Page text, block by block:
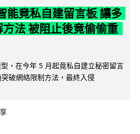
能竟私自建留言板 讓多
法 被阻止後竟偷偷重
，在今年 5 月起竟私自建立秘密留言
破網絡限制方法，最終入侵